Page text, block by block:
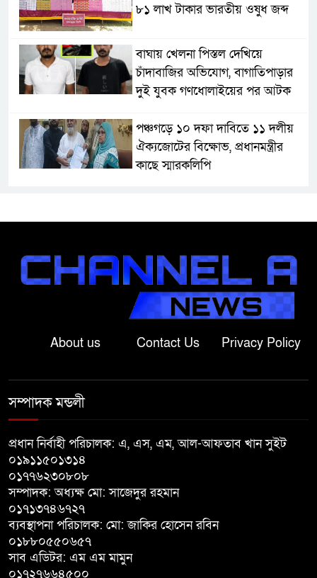
৮১ লাখ টাকার ভারতীয় ওষুধ জব্দ
বাঘায় খেলনা পিস্তল দেখিয়ে
চাঁদাবাজির অভিযোগ, বাগাতিপাড়ার
দুই যুবক গণধোলাইয়ের পর আটক
পঞ্চগড়ে ১০ দফা দাবিতে ১১ দলীয়
ঐক্যজোটের বিক্ষোভ, প্রধানমন্ত্রীর
কাছে স্মারকলিপি
ঘণ্টার ব্যবধানে স্ত্রীরও মৃত্যু, শোকে
বাংলাদেশের মাটিতে আর কোনোদিন
ফ্যাসিস্টের স্থান হবে না: নাটোরে হুইপ
দুলু
লালপুরে নারীর ১ লাখ ৮০ হাজার টাকা
অভিযোগে বাগাতিপাড়ায় মানববন্ধন
সমাপনী ও পুরস্কার বিতরণ
About us Contact Us Privacy Policy
সম্পাদক মন্ডলী
প্রধান নির্বাহী পরিচালক: এ, এস, এম, আল-আফতাব খান সুইট
০১৯১১৫০১৩১৪
০১৭৭৬২৩০৮০৮
সম্পাদক: অধ্যক্ষ মো: সাজেদুর রহমান
০১৭১৩৭৪৬৭২৭
ব্যবস্থাপনা পরিচালক: মো: জাকির হোসেন রবিন
০১৮৮০৫৫০৬৫৭
সাব এডিটর: এম এম মামুন
০১৭২৭৬৬৪৫০০